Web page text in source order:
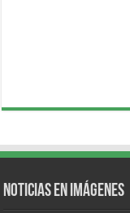
Noticias en Imágenes